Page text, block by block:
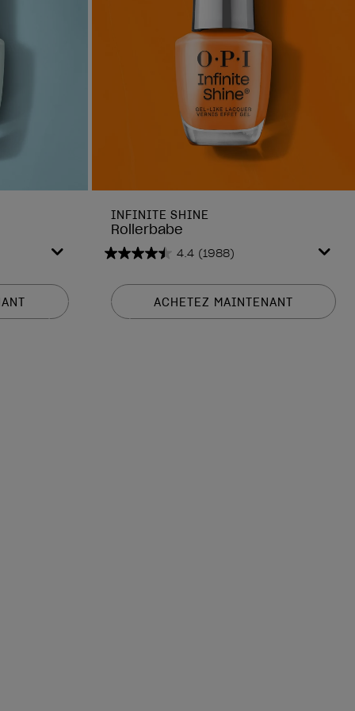
INFINITE SHINE
Rollerbabe
4.4 (1988)
4.4
5
étoiles.
ACHETEZ MAINTENANT